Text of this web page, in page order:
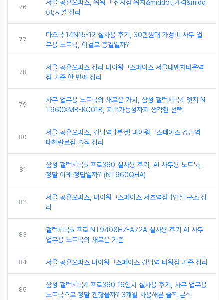
76
서울 공유오피스, 위워크 신사점 위치&middot;가격&midd
ot;시설 정리
77
다오북 14N15-12 실사용 후기, 30만원대 가성비 사무 업
무용 노트북, 이걸로 종결일까?
78
서울 공유오피스 정리 마이워크스페이스 서울대벤처타운역
점 기준 한 번에 정리
79
사무 업무용 노트북의 새로운 가치, 삼성 갤럭시북4 엣지 N
T960XMB-KC01B, 지속가능성까지 생각한 선택
80
서울 공유오피스, 강남역 1분컷! 마이워크스페이스 강남역
테헤란로점 솔직 정리
81
삼성 갤럭시북5 프로360 실사용 후기, AI 사무용 노트북,
정말 이게 정답일까? (NT960QHA)
82
서울 공유오피스, 마이워크스페이스 서초역점 1인실 구조 정
리
83
갤럭시북5 프로 NT940XHZ-A72A 실사용 후기 AI 사무
업무용 노트북의 새로운 기준
84 서울 공유오피스 마이워크스페이스 강남역 타워점 기준 정리
85
삼성 갤럭시북4 프로360 16인치 실사용 후기, 사무 업무용
노트북으로 정말 괜찮을까? 3개월 사용해본 솔직 분석